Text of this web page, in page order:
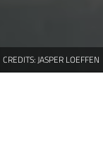
CREDITS:JASPER LOEFFEN